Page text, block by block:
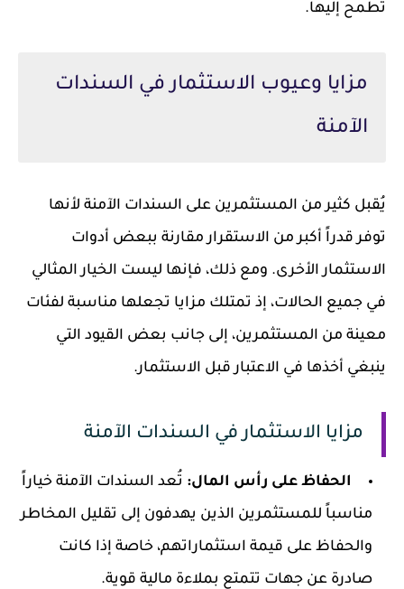
تطمح إليها.
مزايا وعيوب الاستثمار في السندات
الآمنة
يُقبل كثير من المستثمرين على السندات الآمنة لأنها
توفر قدراً أكبر من الاستقرار مقارنة ببعض أدوات
الاستثمار الأخرى. ومع ذلك، فإنها ليست الخيار المثالي
في جميع الحالات، إذ تمتلك مزايا تجعلها مناسبة لفئات
معينة من المستثمرين، إلى جانب بعض القيود التي
ينبغي أخذها في الاعتبار قبل الاستثمار.
مزايا الاستثمار في السندات الآمنة
الحفاظ على رأس المال: تُعد السندات الآمنة خياراً
مناسباً للمستثمرين الذين يهدفون إلى تقليل المخاطر
والحفاظ على قيمة استثماراتهم، خاصة إذا كانت
صادرة عن جهات تتمتع بملاءة مالية قوية.